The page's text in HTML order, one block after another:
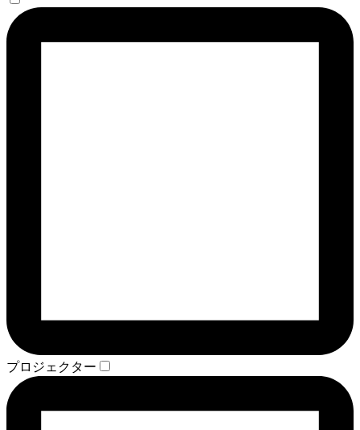
プロジェクター